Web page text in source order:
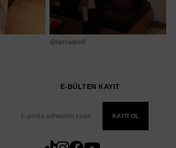
@lamiadmrll
E-BÜLTEN KAYIT
KAYIT OL